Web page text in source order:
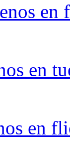
en
en
en